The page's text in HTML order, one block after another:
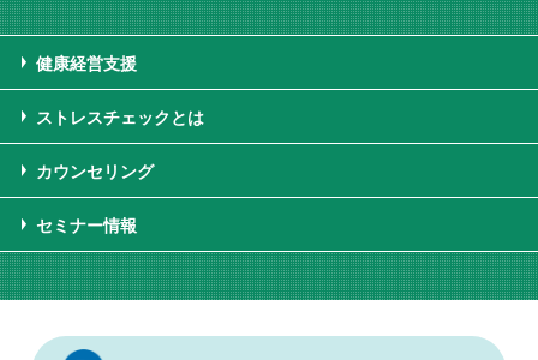
健康経営支援
ストレスチェックとは
カウンセリング
セミナー情報